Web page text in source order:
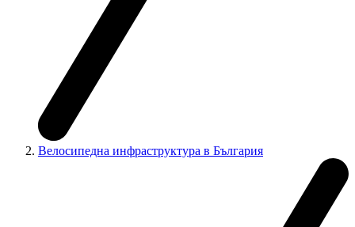
Велосипедна инфраструктура в България